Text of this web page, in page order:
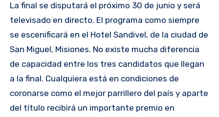
La final se disputará el próximo 30 de junio y será
televisado en directo. El programa como siempre
se escenificará en el Hotel Sandivel, de la ciudad de
San Miguel, Misiones. No existe mucha diferencia
de capacidad entre los tres candidatos que llegan
a la final. Cualquiera está en condiciones de
coronarse como el mejor parrillero del país y aparte
del título recibirá un importante premio en